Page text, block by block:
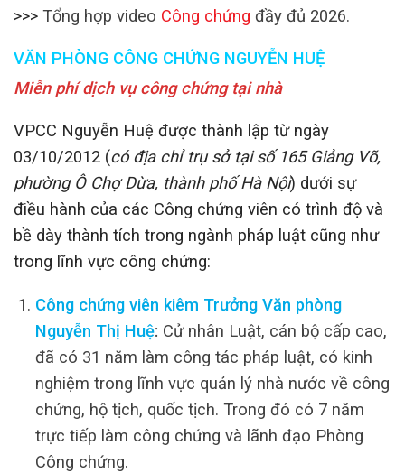
>>> Tổng hợp video Công chứng đầy đủ 2026.
VĂN PHÒNG CÔNG CHỨNG NGUYỄN HUỆ
Miễn phí dịch vụ công chứng tại nhà
VPCC Nguyễn Huệ được thành lập từ ngày
03/10/2012 (có địa chỉ trụ sở tại số 165 Giảng Võ,
phường Ô Chợ Dừa, thành phố Hà Nội) dưới sự
điều hành của các Công chứng viên có trình độ và
bề dày thành tích trong ngành pháp luật cũng như
trong lĩnh vực công chứng:
Công chứng viên kiêm Trưởng Văn phòng
Nguyễn Thị Huệ: Cử nhân Luật, cán bộ cấp cao,
đã có 31 năm làm công tác pháp luật, có kinh
nghiệm trong lĩnh vực quản lý nhà nước về công
chứng, hộ tịch, quốc tịch. Trong đó có 7 năm
trực tiếp làm công chứng và lãnh đạo Phòng
Công chứng.